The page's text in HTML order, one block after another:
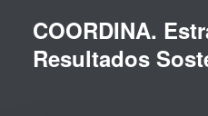
COORDINA.
Resultados